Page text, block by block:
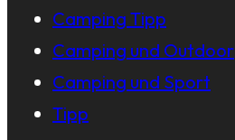
Camping Tipp
Camping und Outdoor
Camping und Sport
Tipp